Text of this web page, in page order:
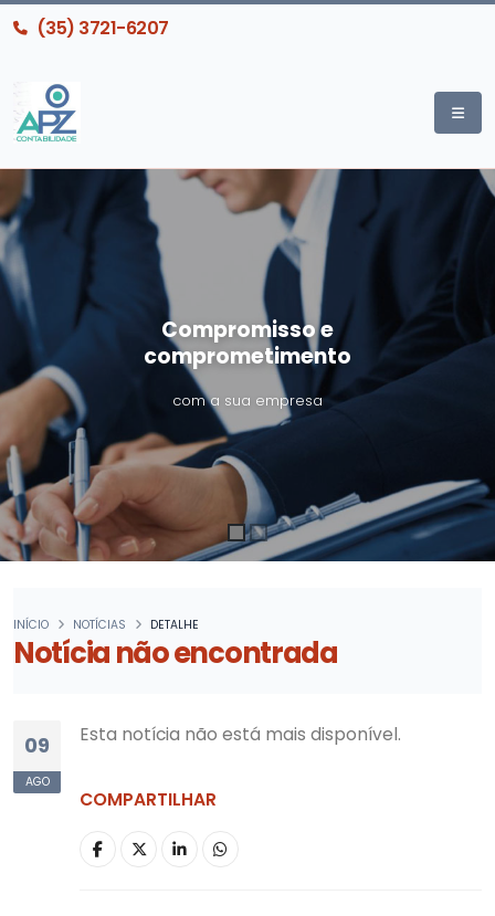
(35) 3721-6207
Compromisso e
comprometimento
com a sua empresa
Notícia não encontrada
INÍCIO NOTÍCIAS DETALHE
09
AGO
Esta notícia não está mais disponível.
COMPARTILHAR